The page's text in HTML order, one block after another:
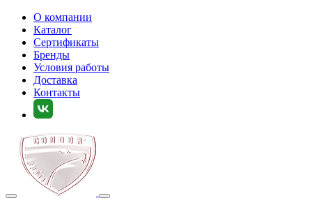
О компании
Каталог
Сертификаты
Бренды
Условия работы
Доставка
Контакты